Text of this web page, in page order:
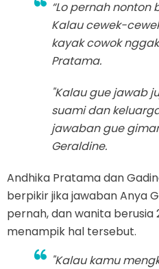
“Lo pernah nonton
Kalau cewek-
kayak cowok
Pratama.
"Kalau gue jawab
suami dan
jawaban gue
Geraldine.
Andhika Pratama dan
berpikir jika jawaban Anya
pernah, dan wanita
menampik hal tersebut.
"Kalau kamu